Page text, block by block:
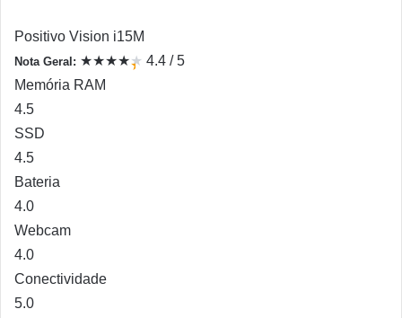
Positivo Vision i15M
Nota Geral: ★★★★★
★ 4.4 / 5
Memória RAM
4.5
SSD
4.5
Bateria
4.0
Webcam
4.0
Conectividade
5.0